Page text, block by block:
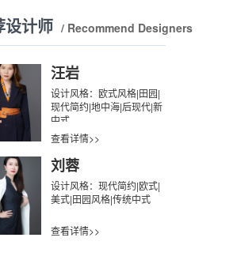
设计师 / Recommend Designers
汪岩
设计风格：欧式风格|田园|
现代简约|地中海|后现代|新
中式
查看详情>>
刘蓉
设计风格：现代简约|欧式|
美式|田园风格|传统中式
查看详情>>